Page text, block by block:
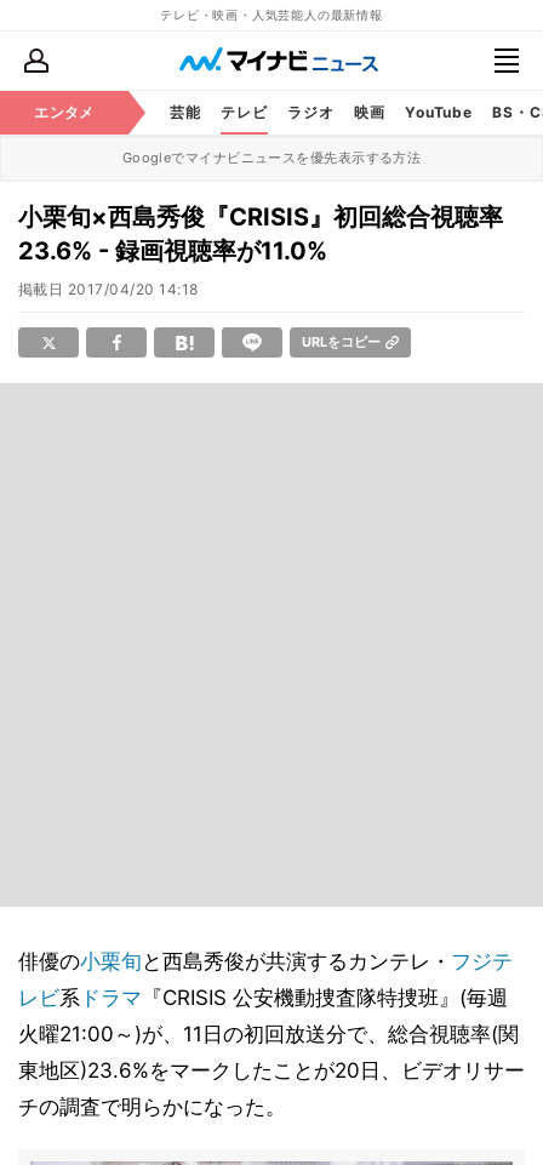
テレビ・映画・人気芸能人の最新情報
エンタメ 芸能 テレビ ラジオ 映画 YouTube BS・
Googleでマイナビニュースを優先表示する方法
小栗旬×西島秀俊『CRISIS』初回総合視聴率
23.6% - 録画視聴率が11.0%
掲載日 2017/04/20 14:18
URLをコピー
俳優の小栗旬 と西島秀俊が共演するカンテレ・ フジテ
レビ系 ドラマ 『CRISIS 公安機動捜査隊特捜班』(毎週
火曜21:00～)が、11日の初回放送分で、総合視聴率(関
東地区)23.6%をマークしたことが20日、ビデオリサー
チの調査で明らかになった。